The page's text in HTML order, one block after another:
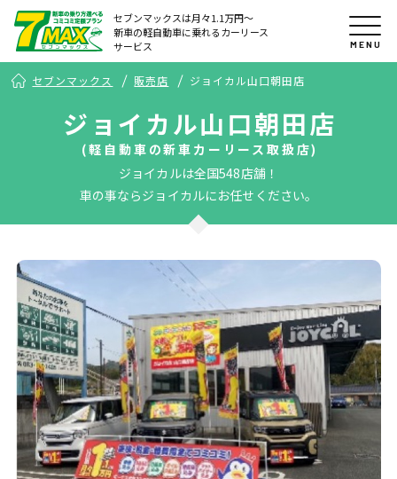
セブンマックスは月々1.1万円〜
新車の軽自動車に乗れるカーリース
サービス
MENU
セブンマックス 販売店 ジョイカル山口朝田店
ジョイカル山口朝田店
(軽自動車の新車カーリース取扱店)
ジョイカルは全国548店舗！
車の事ならジョイカルにお任せください。